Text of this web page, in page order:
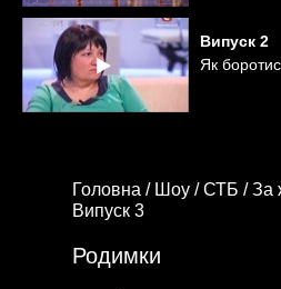
Випуск 2
Як
Головна / Шоу /СТБ /За
Випуск 3
Родимки